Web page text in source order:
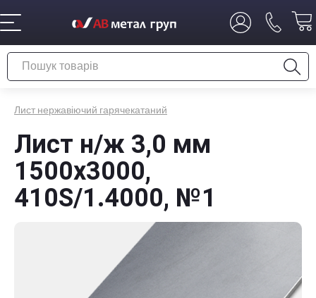
Лист нержавіючий гарячекатаний
Лист н/ж 3,0 мм
1500x3000,
410S/1.4000, №1